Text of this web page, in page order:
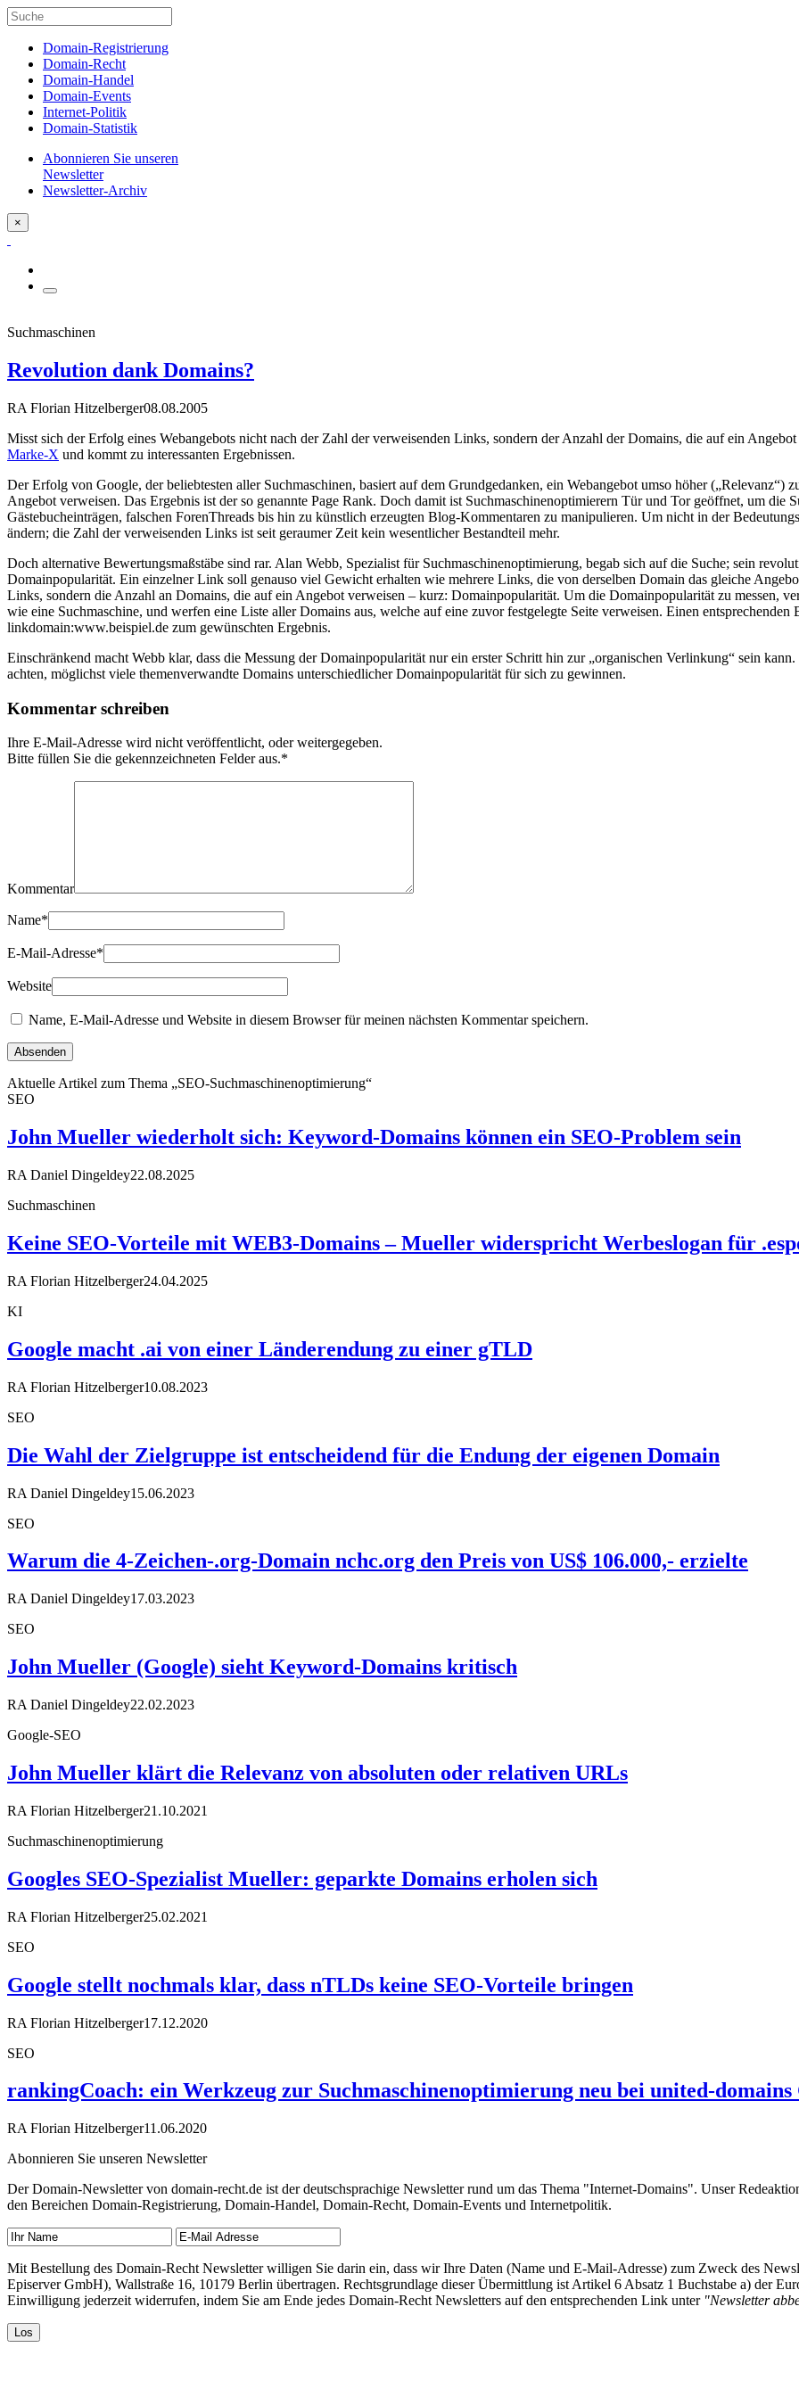
Domain-Registrierung
Domain-Recht
Domain-Handel
Domain-Events
Internet-Politik
Domain-Statistik
Abonnieren Sie unseren
Newsletter
Newsletter-Archiv
×
Suchmaschinen
Revolution dank Domains?
RA Florian Hitzelberger08.08.2005
Misst sich der Erfolg eines Webangebots nicht nach der Zahl der verweisenden Links, sondern der Anzahl der Domains, die auf ein
Marke-X und kommt zu interessanten Ergebnissen.
Der Erfolg von Google, der beliebtesten aller Suchmaschinen, basiert auf dem Grundgedanken, ein Webangebot umso höher („Relevanz“)
Angebot verweisen. Das Ergebnis ist der so genannte Page Rank. Doch damit ist Suchmaschinenoptimierern Tür und Tor geöffnet, um
Gästebucheinträgen, falschen ForenThreads bis hin zu künstlich erzeugten Blog-Kommentaren zu manipulieren. Um nicht in der
ändern; die Zahl der verweisenden Links ist seit geraumer Zeit kein wesentlicher Bestandteil mehr.
Doch alternative Bewertungsmaßstäbe sind rar. Alan Webb, Spezialist für Suchmaschinenoptimierung, begab sich auf die Suche; sein
Domainpopularität. Ein einzelner Link soll genauso viel Gewicht erhalten wie mehrere Links, die von derselben Domain das gleiche
Links, sondern die Anzahl an Domains, die auf ein Angebot verweisen – kurz: Domainpopularität. Um die Domainpopularität zu messen,
wie eine Suchmaschine, und werfen eine Liste aller Domains aus, welche auf eine zuvor festgelegte Seite verweisen. Einen
linkdomain:www.beispiel.de zum gewünschten Ergebnis.
Einschränkend macht Webb klar, dass die Messung der Domainpopularität nur ein erster Schritt hin zur „organischen Verlinkung“ sein
achten, möglichst viele themenverwandte Domains unterschiedlicher Domainpopularität für sich zu gewinnen.
Kommentar schreiben
Ihre E-Mail-Adresse wird nicht veröffentlicht, oder weitergegeben.
Bitte füllen Sie die gekennzeichneten Felder aus.*
Kommentar
Name*
E-Mail-Adresse*
Website
Name, E-Mail-Adresse und Website in diesem Browser für meinen nächsten Kommentar speichern.
Aktuelle Artikel zum Thema „SEO-Suchmaschinenoptimierung“
SEO
John Mueller wiederholt sich: Keyword-Domains können ein SEO-Problem sein
RA Daniel Dingeldey22.08.2025
Suchmaschinen
Keine SEO-Vorteile mit WEB3-Domains – Mueller widerspricht Werbeslogan für
RA Florian Hitzelberger24.04.2025
KI
Google macht .ai von einer Länderendung zu einer gTLD
RA Florian Hitzelberger10.08.2023
SEO
Die Wahl der Zielgruppe ist entscheidend für die Endung der eigenen Domain
RA Daniel Dingeldey15.06.2023
SEO
Warum die 4-Zeichen-.org-Domain nchc.org den Preis von US$ 106.000,- erzielte
RA Daniel Dingeldey17.03.2023
SEO
John Mueller (Google) sieht Keyword-Domains kritisch
RA Daniel Dingeldey22.02.2023
Google-SEO
John Mueller klärt die Relevanz von absoluten oder relativen URLs
RA Florian Hitzelberger21.10.2021
Suchmaschinenoptimierung
Googles SEO-Spezialist Mueller: geparkte Domains erholen sich
RA Florian Hitzelberger25.02.2021
SEO
Google stellt nochmals klar, dass nTLDs keine SEO-Vorteile bringen
RA Florian Hitzelberger17.12.2020
SEO
rankingCoach: ein Werkzeug zur Suchmaschinenoptimierung neu bei united-
RA Florian Hitzelberger11.06.2020
Abonnieren Sie unseren Newsletter
Der Domain-Newsletter von domain-recht.de ist der deutschsprachige Newsletter rund um das Thema "Internet-Domains". Unser
den Bereichen Domain-Registrierung, Domain-Handel, Domain-Recht, Domain-Events und Internetpolitik.
Mit Bestellung des Domain-Recht Newsletter willigen Sie darin ein, dass wir Ihre Daten (Name und E-Mail-Adresse) zum Zweck des
Episerver GmbH), Wallstraße 16, 10179 Berlin übertragen. Rechtsgrundlage dieser Übermittlung ist Artikel 6 Absatz 1 Buchstabe a) der
Einwilligung jederzeit widerrufen, indem Sie am Ende jedes Domain-Recht Newsletters auf den entsprechenden Link unter "Newsletter